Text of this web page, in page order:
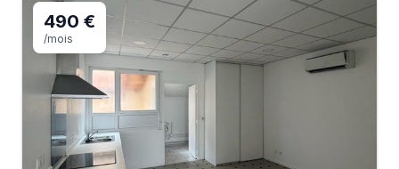
490 €
/mois